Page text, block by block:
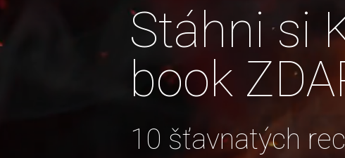
Stáhni si
book
10 šťavnatých